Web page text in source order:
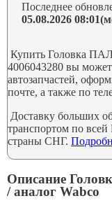
Последнее
05.08.2026
Купить Головка
4006043280 вы
автозапчастей,
почте, а также по
Доставку больших
транспортом по
страны СНГ.
Описание
/ аналог Wabco